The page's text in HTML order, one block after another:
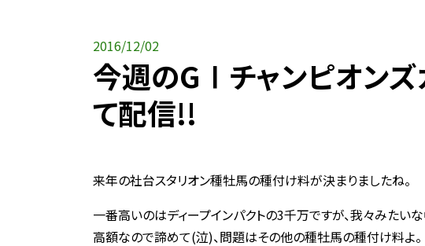
2016/12/02
今週のGⅠチャンピオンズ
て配信!!
来年の社台スタリオン種牡馬の種付け料が決まりましたね。
一番高いのはディープインパクトの3千万ですが、我々みた
高額なので諦めて(泣)、問題はその他の種牡馬の種付け料よ。